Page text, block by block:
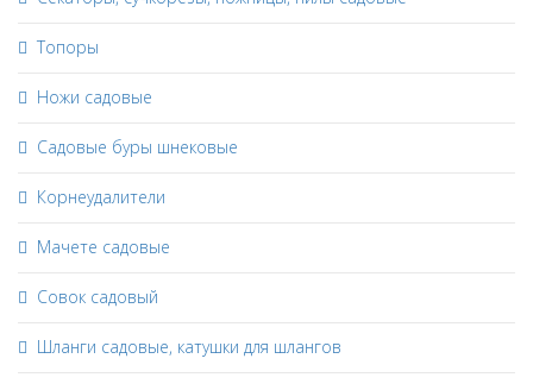
Топоры
Ножи садовые
Садовые буры шнековые
Корнеудалители
Мачете садовые
Совок садовый
Шланги садовые, катушки для шлангов